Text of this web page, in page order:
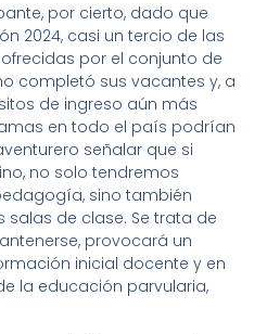
por cierto, dado que
2024, casi un tercio de las
por el conjunto de
completó sus vacantes y, a
de ingreso aún más
en todo el país podrían
señalar que si
no solo tendremos
sino también
salas de clase. Se trata de
provocará un
inicial docente y en
la educación parvularia,